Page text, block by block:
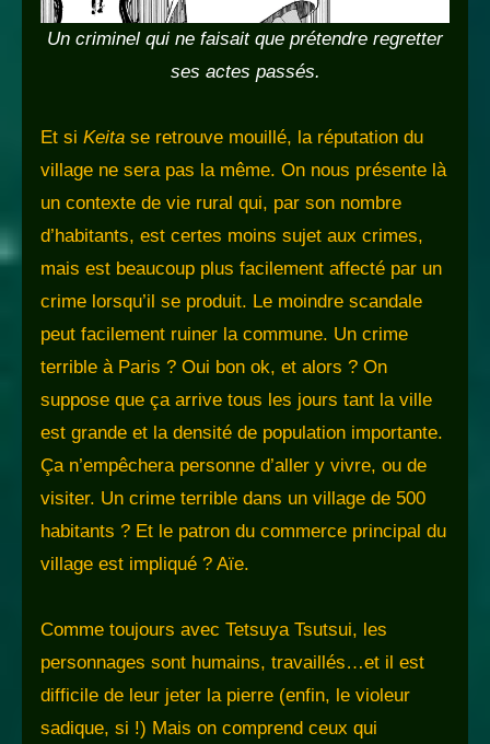
Un criminel qui ne faisait que prétendre regretter
ses actes passés.
Et si Keita se retrouve mouillé, la réputation du
village ne sera pas la même. On nous présente là
un contexte de vie rural qui, par son nombre
d’habitants, est certes moins sujet aux crimes,
mais est beaucoup plus facilement affecté par un
crime lorsqu’il se produit. Le moindre scandale
peut facilement ruiner la commune. Un crime
terrible à Paris ? Oui bon ok, et alors ? On
suppose que ça arrive tous les jours tant la ville
est grande et la densité de population importante.
Ça n’empêchera personne d’aller y vivre, ou de
visiter. Un crime terrible dans un village de 500
habitants ? Et le patron du commerce principal du
village est impliqué ? Aïe.
Comme toujours avec Tetsuya Tsutsui, les
personnages sont humains, travaillés…et il est
difficile de leur jeter la pierre (enfin, le violeur
sadique, si !) Mais on comprend ceux qui